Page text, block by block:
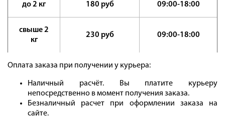
до 2 кг 180 руб 09:00-18:00
свыше 2
кг
230 руб 09:00-18:00
Оплата заказа при получении у курьера:
Наличный расчёт. Вы платите курьеру
непосредственно в момент получения заказа.
Безналичный расчет при оформлении заказа на
сайте.